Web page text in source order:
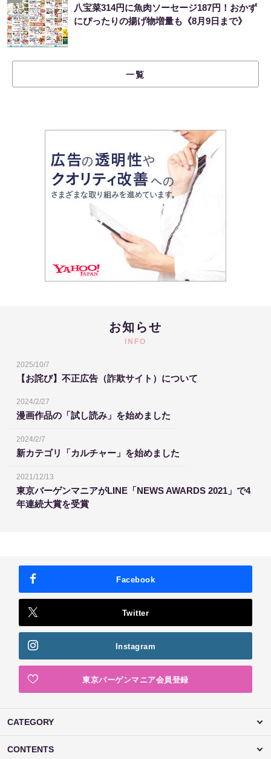
八宝菜314円に魚肉ソーセージ187円！おかず
にぴったりの揚げ物増量も《8月9日まで》
一覧
お知らせ
INFO
2025/10/7
【お詫び】不正広告（詐欺サイト）について
2024/2/27
漫画作品の「試し読み」を始めました
2024/2/7
新カテゴリ「カルチャー」を始めました
2021/12/13
東京バーゲンマニアがLINE「NEWS AWARDS 2021」で4
年連続大賞を受賞
Facebook
Twitter
Instagram
東京バーゲンマニア会員登録
CATEGORY
CONTENTS